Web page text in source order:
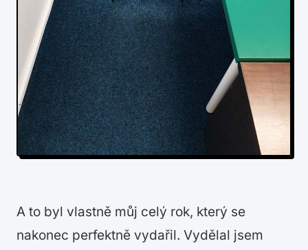
A to byl vlastně můj celý rok, který se
nakonec perfektně vydařil. Vydělal jsem